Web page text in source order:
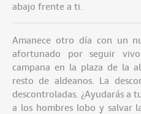
abajo frente a ti.
Amanece otro día con un
afortunado por seguir
campana en la plaza de la
resto de aldeanos. La
descontroladas. ¿Ayudarás a
a los hombres lobo y salvar